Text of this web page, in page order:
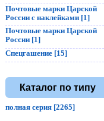
Почтовые марки Царской
России с наклейками [1]
Почтовые марки Царской
России [1]
Спецгашение [15]
Каталог по типу
полная серия [2265]